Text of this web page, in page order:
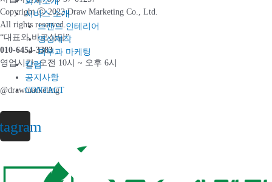
서비스 소개
브랜드 인테리어
영상제작
피부과 마케팅
칼럼
공지사항
CONTACT
Copyright ⓒ 2022 Draw Marketing Co., Ltd.
All rights reserved.
“대표와 바로상담”
010-6454-3383
영업시간: 오전 10시 ~ 오후 6시
@drawmarketing